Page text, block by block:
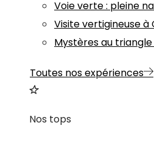
Voie verte : pleine
Visite vertigineuse à
Mystères au
Toutes nos expériences
Nos tops